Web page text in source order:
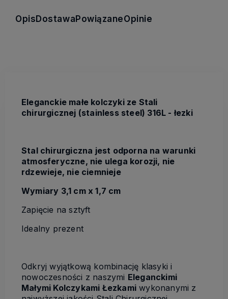
Opis Dostawa PowiązaneOpinie
Eleganckie małe kolczyki ze Stali
chirurgicznej (stainless steel) 316L - łezki
Stal chirurgiczna jest odporna na warunki
atmosferyczne, nie ulega korozji, nie
rdzewieje, nie ciemnieje
Wymiary 3,1 cm x 1,7 cm
Zapięcie na sztyft
Idealny prezent
Odkryj wyjątkową kombinację klasyki i
nowoczesności z naszymi Eleganckimi
Małymi Kolczykami Łezkami wykonanymi z